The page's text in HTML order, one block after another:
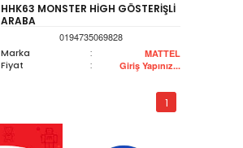
HHK63 MONSTER HİGH GÖSTERİŞLİ
ARABA
0194735069828
Marka
: MATTEL
Fiyat : Giriş Yapınız...
1